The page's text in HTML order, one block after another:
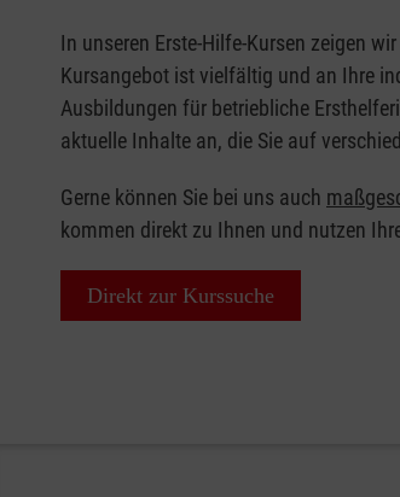
In unseren Erste-Hilfe-Kursen zeigen
Kursangebot ist vielfältig und an Ihre
Ausbildungen für betriebliche
aktuelle Inhalte an, die Sie auf
Gerne können Sie bei uns auch
kommen direkt zu Ihnen und nutzen
Direkt zur Kurssuche